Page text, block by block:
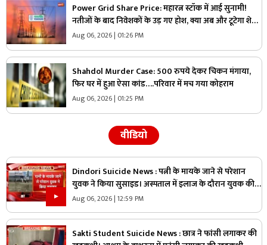
Power Grid Share Price: महारत्न स्टॉक में आई सुनामी!
नतीजों के बाद निवेशकों के उड़ गए होश, क्या अब और टूटेगा शेयर
या करेगी वापसी?
Aug 06, 2026 | 01:26 PM
Shahdol Murder Case: 500 रुपये देकर चिकन मंगाया,
फिर घर में हुआ ऐसा कांड….परिवार में मच गया कोहराम
Aug 06, 2026 | 01:25 PM
वीडियो
Dindori Suicide News : पत्नी के मायके जाने से परेशान
युवक ने किया सुसाइड। अस्पताल में इलाज के दौरान युवक की
मौत
Aug 06, 2026 | 12:59 PM
Sakti Student Suicide News : छात्र ने फांसी लगाकर की